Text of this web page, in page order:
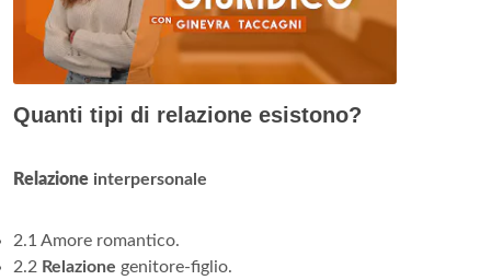
Quanti tipi di relazione esistono?
Relazione interpersonale
2.1 Amore romantico.
2.2 Relazione genitore-figlio.